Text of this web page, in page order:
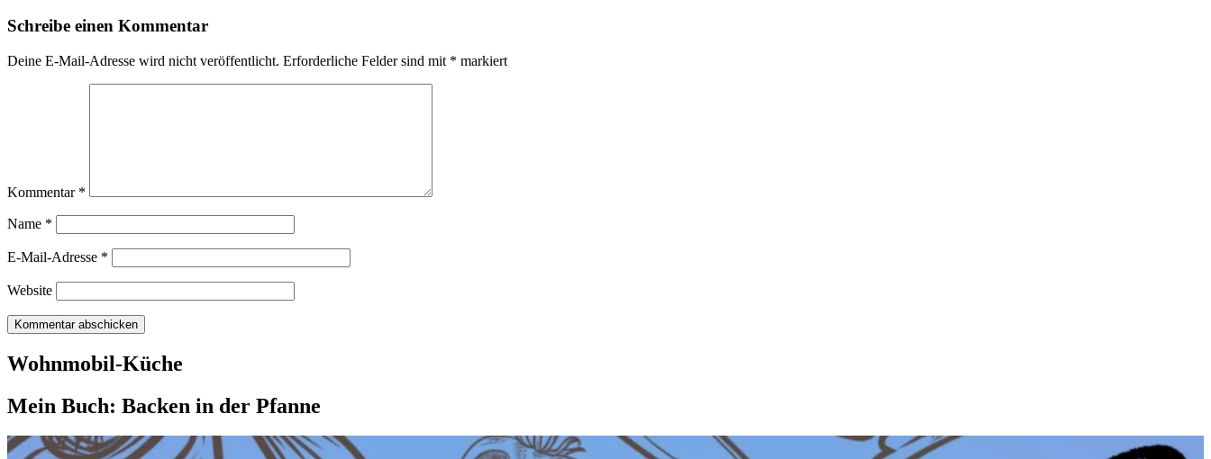
Schreibe einen Kommentar
Deine E-Mail-Adresse wird nicht veröffentlicht. Erforderliche Felder sind mit * markiert
Kommentar *
Name *
E-Mail-Adresse *
Website
Wohnmobil-Küche
Mein Buch: Backen in der Pfanne